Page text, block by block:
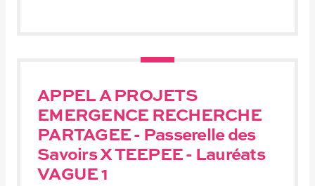
APPEL A PROJETS
EMERGENCE RECHERCHE
PARTAGEE - Passerelle des
Savoirs X TEEPEE - Lauréats
VAGUE 1